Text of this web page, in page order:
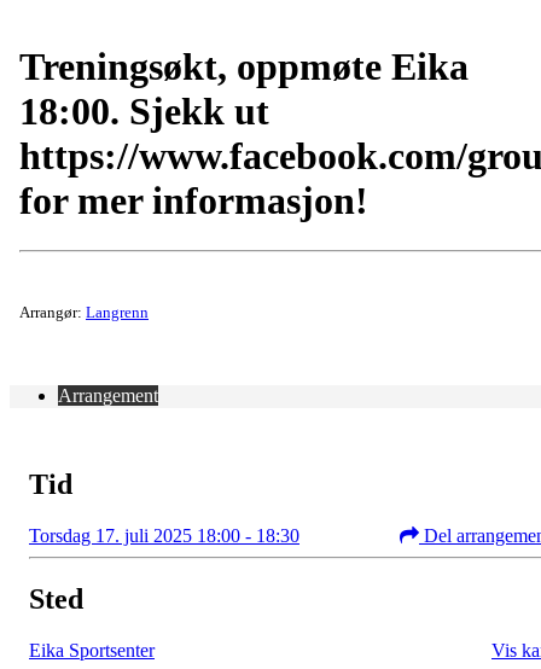
Treningsøkt, oppmøte Eika
18:00. Sjekk ut
https://www.facebook.com/
for mer informasjon!
Arrangør: Langrenn
Arrangement
Tid
Torsdag 17. juli 2025 18:00 - 18:30 Del
Sted
Eika Sportsenter Vis